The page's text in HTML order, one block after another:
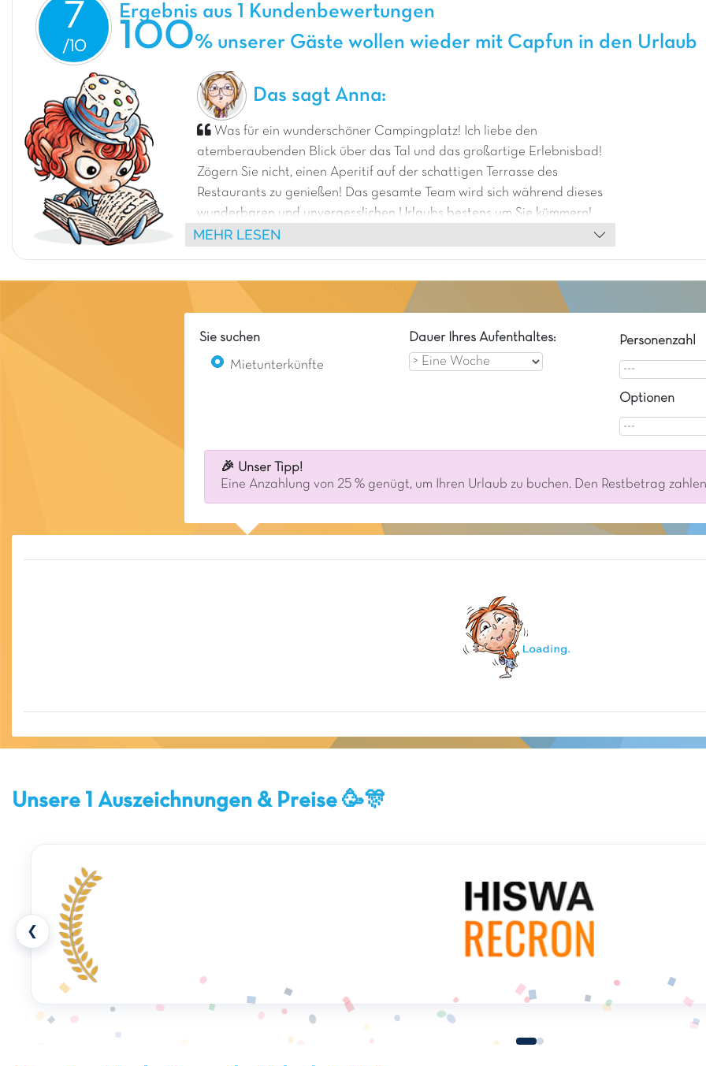
7 Ergebnis aus 1 Kundenbewertungen
100% unserer Gäste wollen wieder mit Capfun in den Urlaub
Das sagt Anna:
Was für ein wunderschöner Campingplatz! Ich liebe den
atemberaubenden Blick über das Tal und das großartige Erlebnisbad!
Zögern Sie nicht, einen Aperitif auf der schattigen Terrasse des
Restaurants zu genießen! Das gesamte Team wird sich während dieses
wunderbaren und unvergesslichen Urlaubs bestens um Sie kümmern!
Bitte beachten Sie, dass der Campingplatz sehr steil ist. Er ist gut
MEHR LESEN
Sie suchen
Mietunterkünfte
Dauer Ihres Aufenthaltes: Personenzahl
Optionen
🎉 Unser Tipp!
Eine Anzahlung von 25 % genügt, um Ihren Urlaub zu buchen. Den Restbetrag
Unsere 1 Auszeichnungen & Preise 🥳🎊
❮